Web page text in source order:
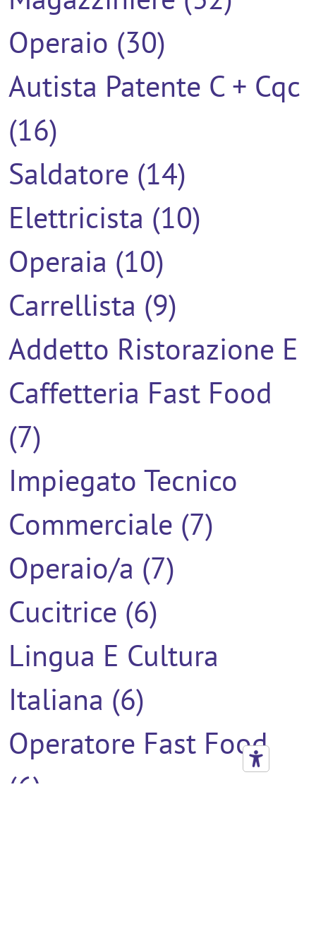
Operaio (30)
Autista Patente C + Cqc
(16)
Saldatore (14)
Elettricista (10)
Operaia (10)
Carrellista (9)
Addetto Ristorazione E
Caffetteria Fast Food
(7)
Impiegato Tecnico
Commerciale (7)
Operaio/a (7)
Cucitrice (6)
Lingua E Cultura
Italiana (6)
Operatore Fast Food
(6)